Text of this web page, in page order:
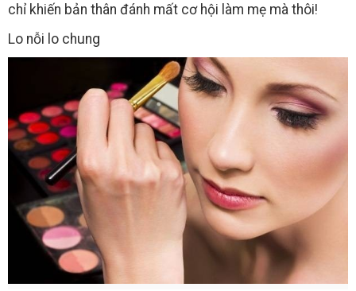
chỉ khiến bản thân đánh mất cơ hội làm mẹ mà thôi!
Lo nỗi lo chung